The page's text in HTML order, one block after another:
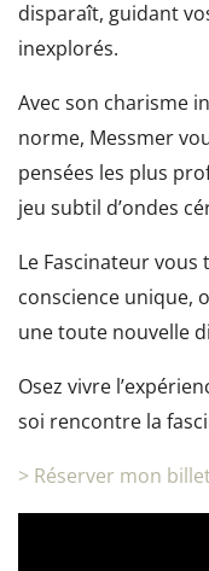
disparaît, guidant
inexplorés.
Avec son charisme
norme, Messmer
pensées les plus
jeu subtil d’ondes
Le Fascinateur
conscience unique,
une toute nouvelle
Osez vivre
soi rencontre la
> Réserver mon